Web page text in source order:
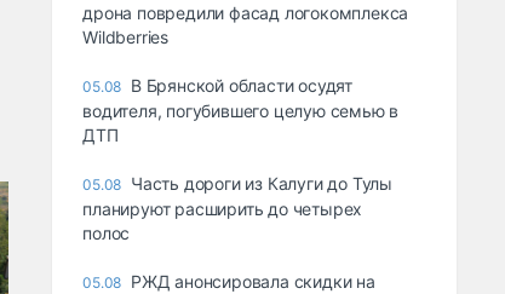
дрона повредили фасад логокомплекса
Wildberries
05.08 В Брянской области осудят
водителя, погубившего целую семью в
ДТП
05.08 Часть дороги из Калуги до Тулы
планируют расширить до четырех
полос
05.08 РЖД анонсировала скидки на